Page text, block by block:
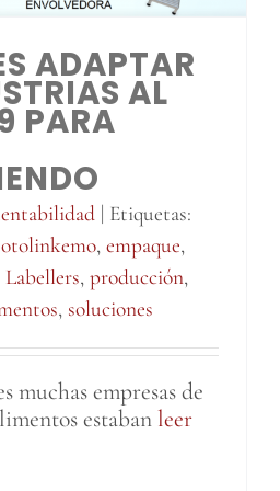
ADAPTAR
AL
PARA
| Etiquetas:
, empaque,
Labellers, producción,
, soluciones
muchas empresas de
estabanleer